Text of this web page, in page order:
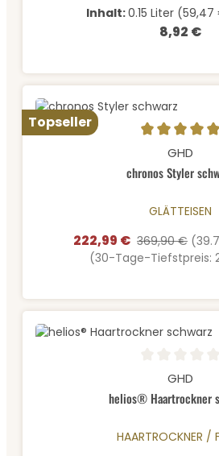
Inhalt:0.15 Liter (59,47
Regulärer
8,92 €
Topseller
Durchschnittliche Bewertung
GHD
chronos Styler
GLÄTTEISEN
Verkaufspreis:
222,99 € Regulärer
369,90 €
(30-Tage-Tiefstpreis:
Durchschnittliche Bewertung
GHD
helios® Haartrockner
HAARTROCKNER /